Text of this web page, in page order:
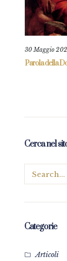
30 Maggio
Parola della
Cerca nel
Categorie
Articoli